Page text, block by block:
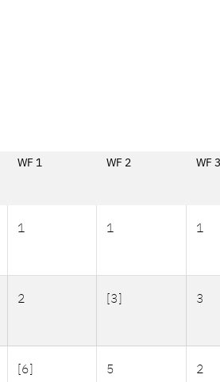
WF 1 WF 2 WF 3
1 1 1
2 [3] 3
[6] 5 2